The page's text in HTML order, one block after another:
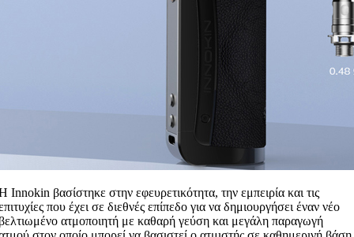
Innokin βασίστηκε στην εφευρετικότητα, την εμπειρία και τις
που έχει σε διεθνές επίπεδο για να δημιουργήσει έναν νέο
ατμοποιητή με καθαρή γεύση και μεγάλη παραγωγή